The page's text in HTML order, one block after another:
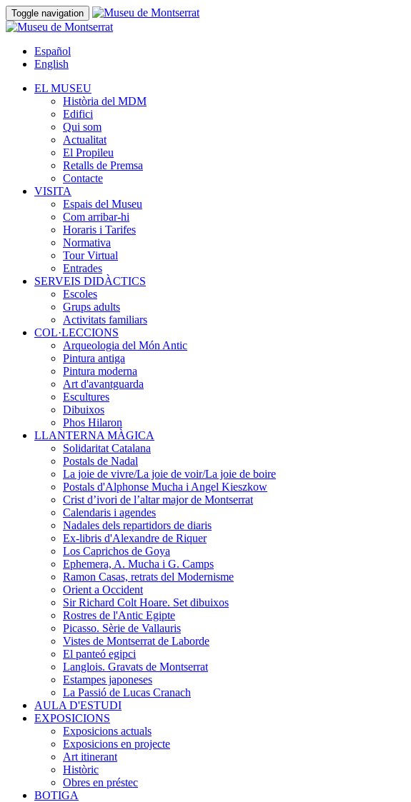
Toggle navigation
Español
English
EL MUSEU
Història del MDM
Edifici
Qui som
Actualitat
El Propileu
Retalls de Premsa
Contacte
VISITA
Espais del Museu
Com arribar-hi
Horaris i Tarifes
Normativa
Tour Virtual
Entrades
SERVEIS DIDÀCTICS
Escoles
Grups adults
Activitats familiars
COL·LECCIONS
Arqueologia del Món Antic
Pintura antiga
Pintura moderna
Art d'avantguarda
Escultures
Dibuixos
Phos Hilaron
LLANTERNA MÀGICA
Solidaritat Catalana
Postals de Nadal
La joie de vivre/La joie de voir/La joie de boire
Postals d'Alphonse Mucha i Angel Kieszkow
Crist d’ivori de l’altar major de Montserrat
Calendaris i agendes
Nadales dels repartidors de diaris
Ex-libris d'Alexandre de Riquer
Los Caprichos de Goya
Ephemera, A. Mucha i G. Camps
Ramon Casas, retrats del Modernisme
Orient a Occident
Sir Richard Colt Hoare. Set dibuixos
Rostres de l'Antic Egipte
Picasso. Sèrie de Vallauris
Vistes de Montserrat de Laborde
El panteó egipci
Langlois. Gravats de Montserrat
Estampes japoneses
La Passió de Lucas Cranach
AULA D'ESTUDI
EXPOSICIONS
Exposicions actuals
Exposicions en projecte
Art itinerant
Històric
Obres en préstec
BOTIGA